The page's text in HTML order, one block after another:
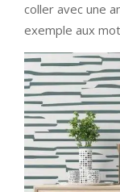
coller avec une
exemple aux